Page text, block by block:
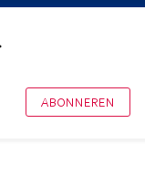
ABONNEREN